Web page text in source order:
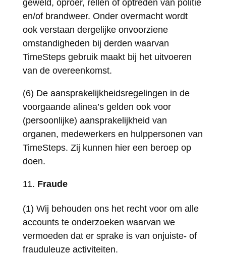
geweld, oproer, rellen of optreden van politie
en/of brandweer. Onder overmacht wordt
ook verstaan dergelijke onvoorziene
omstandigheden bij derden waarvan
TimeSteps gebruik maakt bij het uitvoeren
van de overeenkomst.
(6) De aansprakelijkheidsregelingen in de
voorgaande alinea’s gelden ook voor
(persoonlijke) aansprakelijkheid van
organen, medewerkers en hulppersonen van
TimeSteps. Zij kunnen hier een beroep op
doen.
Fraude
(1) Wij behouden ons het recht voor om alle
accounts te onderzoeken waarvan we
vermoeden dat er sprake is van onjuiste- of
frauduleuze activiteiten.